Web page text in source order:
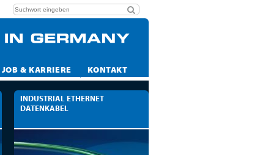
JOB & KARRIERE KONTAKT
INDUSTRIAL ETHERNET
DATENKABEL